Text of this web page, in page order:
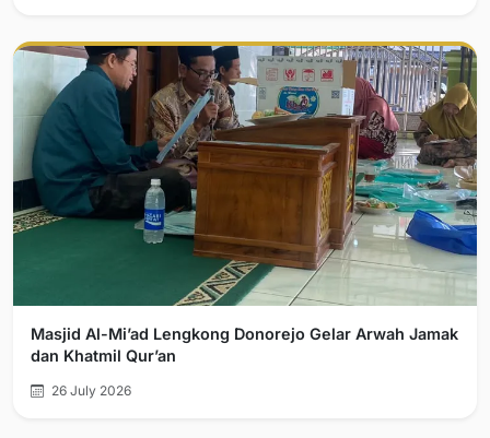
Masjid Al-Mi’ad Lengkong Donorejo Gelar Arwah Jamak
dan Khatmil Qur’an
26 July 2026